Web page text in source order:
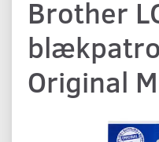
Brother
Original